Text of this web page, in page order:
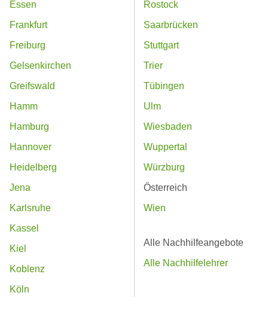
Essen
Frankfurt
Freiburg
Gelsenkirchen
Greifswald
Hamm
Hamburg
Hannover
Heidelberg
Jena
Karlsruhe
Kassel
Kiel
Koblenz
Köln
Rostock
Saarbrücken
Stuttgart
Trier
Tübingen
Ulm
Wiesbaden
Wuppertal
Würzburg
Österreich
Wien
Alle Nachhilfeangebote
Alle Nachhilfelehrer